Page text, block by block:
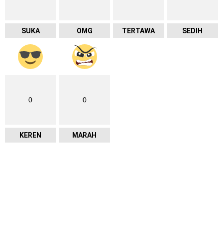
SUKA OMG TERTAWA SEDIH
0
KEREN
0
MARAH